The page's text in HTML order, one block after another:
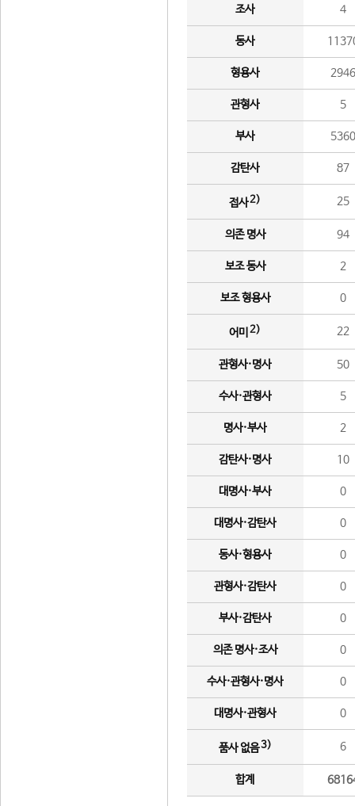
조사 4
동사
형용사 2946
관형사 5
부사 5360
감탄사 87
접사2) 25
의존 명사 94
보조 동사 2
보조 형용사 0
어미 2) 22
관형사·명사 50
수사·관형사 5
명사·부사 2
감탄사·명사 10
대명사·부사 0
대명사·감탄사 0
동사·형용사 0
관형사·감탄사 0
부사·감탄사 0
의존 명사·조사 0
수사·관형사·명사 0
대명사·관형사 0
품사 없음3) 6
합계